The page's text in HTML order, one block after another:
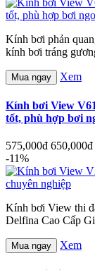
Kính bơi phản
kính bơi tráng
Mua ngay Xem
Kính bơi View
tốt, phù hợp bơi
575,000đ 650,000đ
-11%
Kính bơi View thi
Delfina Cao Cấp
Mua ngay Xem